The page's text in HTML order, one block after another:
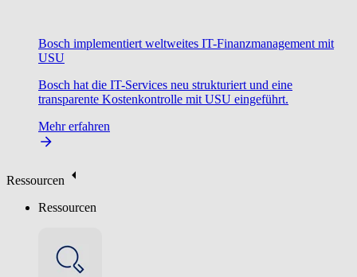
Bosch implementiert weltweites IT-Finanzmanagement mit
USU
Bosch hat die IT-Services neu strukturiert und eine
transparente Kostenkontrolle mit USU eingeführt.
Mehr erfahren
Ressourcen
Ressourcen